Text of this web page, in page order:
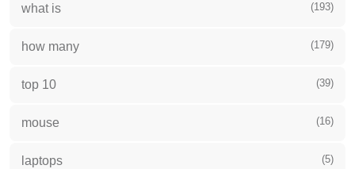
what is (193)
how many (179)
top 10 (39)
mouse (16)
laptops (5)